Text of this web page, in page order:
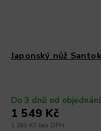
Japonský nůž
Do 3 dnů od objednání
1 280 Kč bez DPH
1 549 Kč